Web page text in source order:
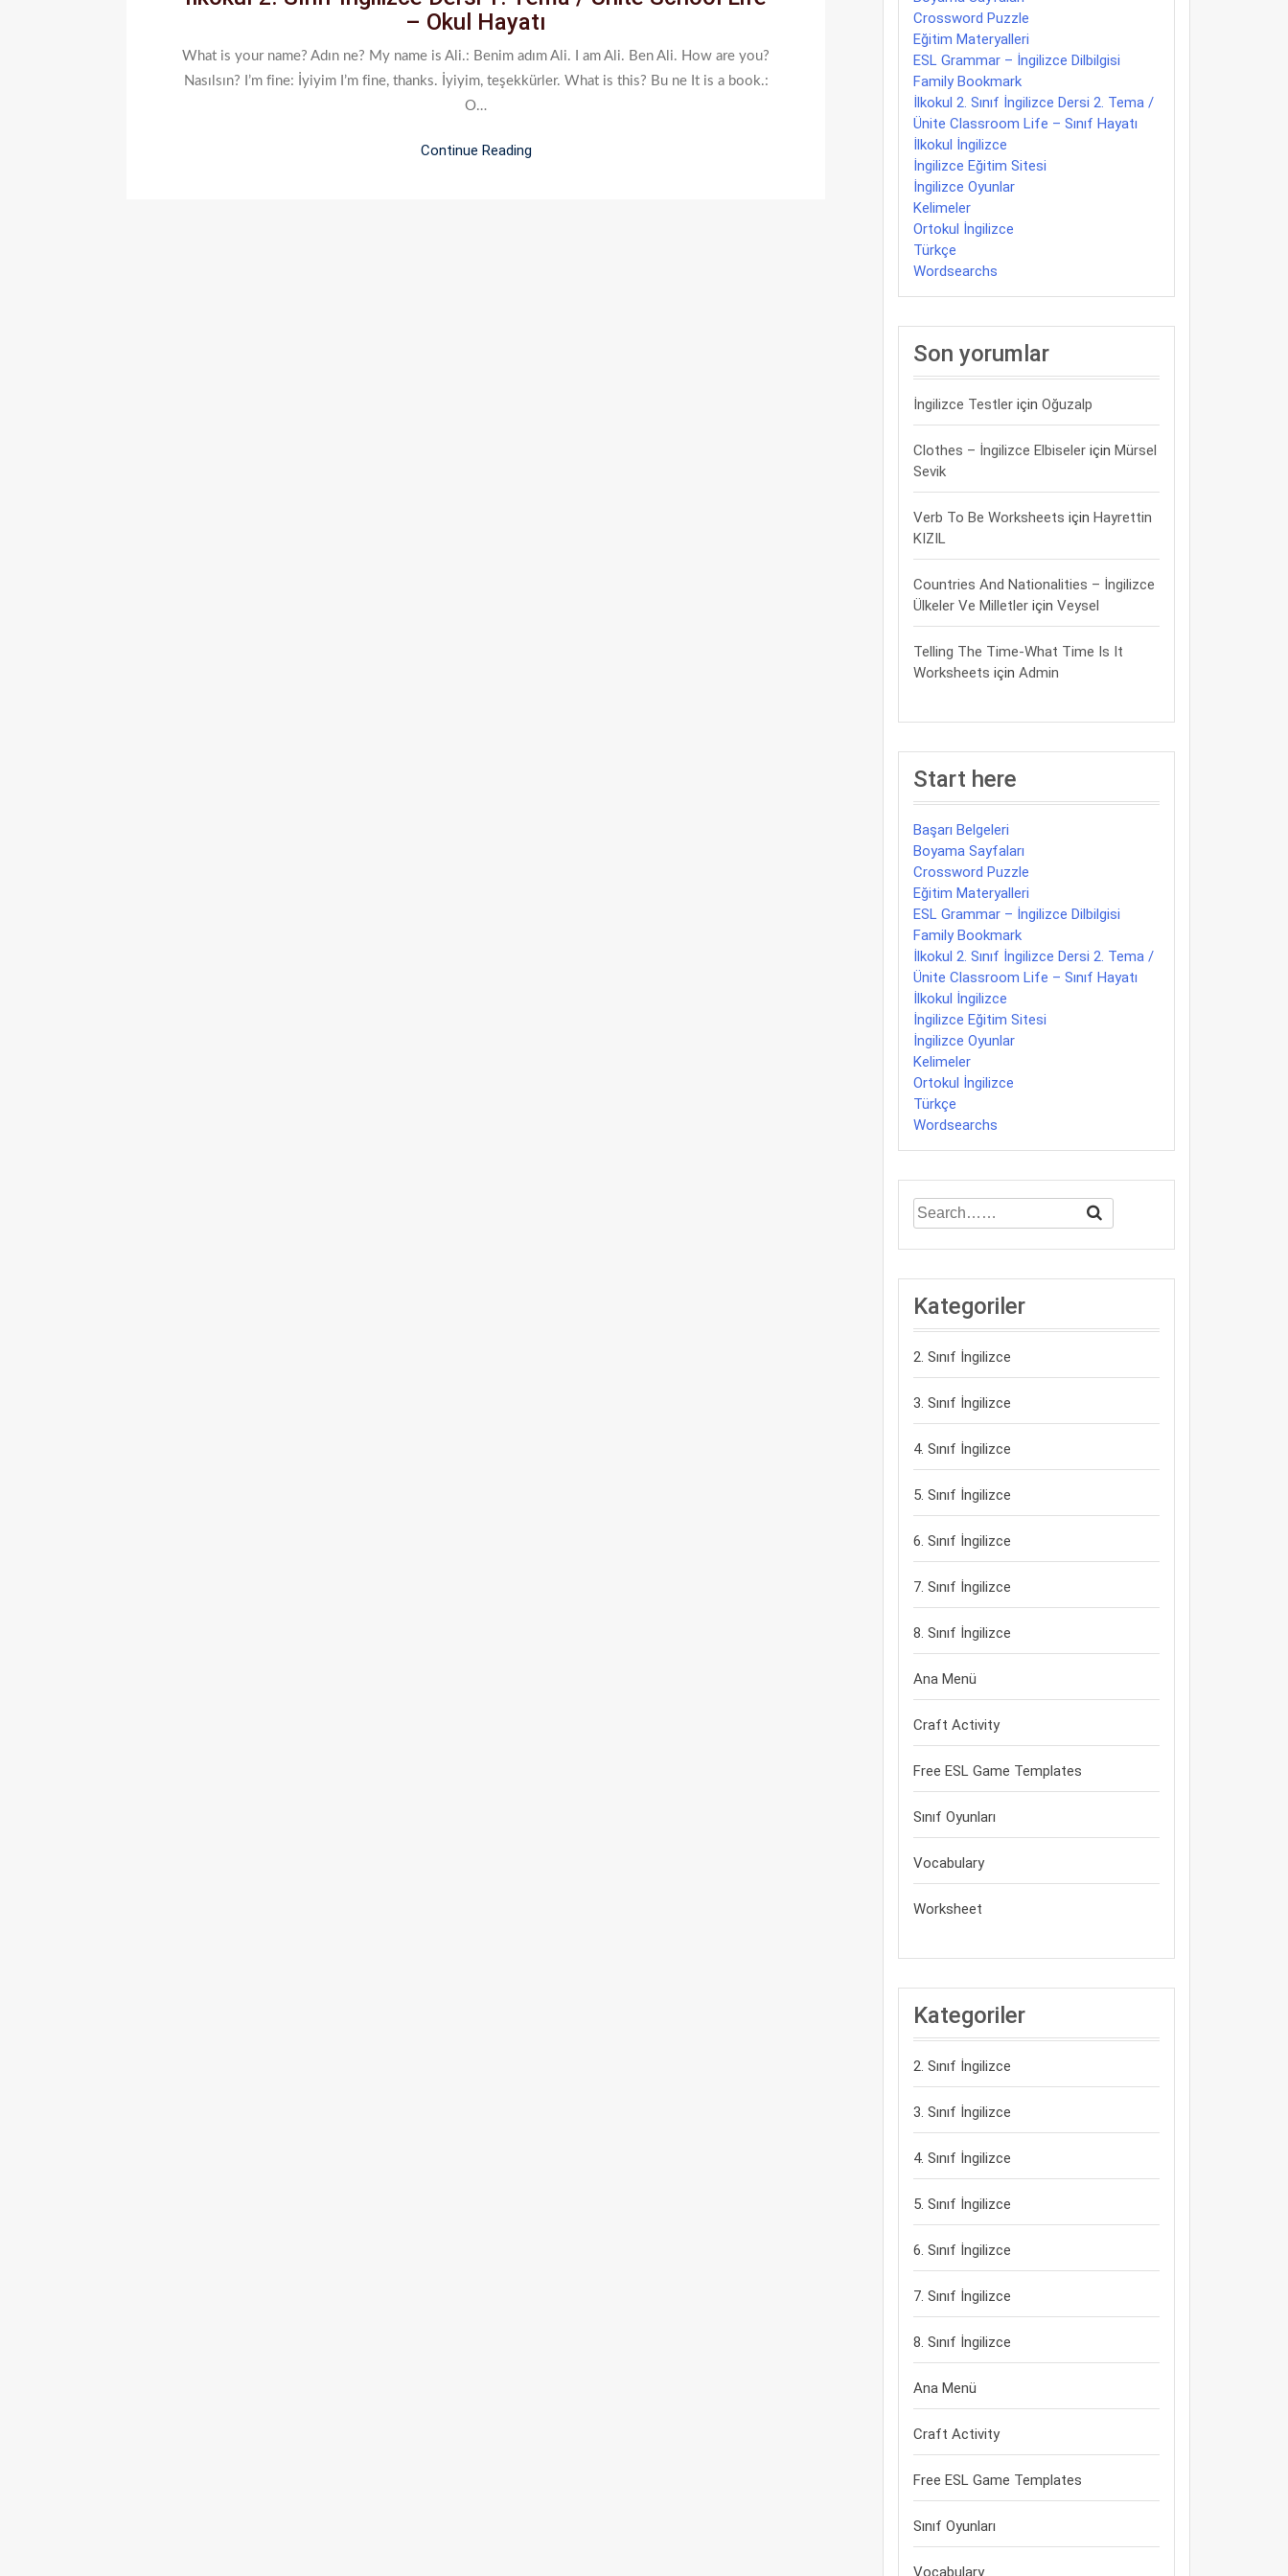
– Okul Hayatı
What is your name? Adın ne? My name is Ali.: Benim adım Ali. I am Ali. Ben Ali. How are you?
Nasılsın? I’m fine: İyiyim I’m fine, thanks. İyiyim, teşekkürler. What is this? Bu ne It is a book.:
O…
Continue Reading
Crossword Puzzle
Eğitim Materyalleri
ESL Grammar – İngilizce Dilbilgisi
Family Bookmark
İlkokul 2. Sınıf İngilizce Dersi 2. Tema /
Ünite Classroom Life – Sınıf Hayatı
İlkokul İngilizce
İngilizce Eğitim Sitesi
İngilizce Oyunlar
Kelimeler
Ortokul İngilizce
Türkçe
Wordsearchs
Son yorumlar
İngilizce Testler için Oğuzalp
Clothes – İngilizce Elbiseler için Mürsel
Sevik
Verb To Be Worksheets için Hayrettin
KIZIL
Countries And Nationalities – İngilizce
Ülkeler Ve Milletler için Veysel
Telling The Time-What Time Is It
Worksheets için Admin
Start here
Başarı Belgeleri
Boyama Sayfaları
Crossword Puzzle
Eğitim Materyalleri
ESL Grammar – İngilizce Dilbilgisi
Family Bookmark
İlkokul 2. Sınıf İngilizce Dersi 2. Tema /
Ünite Classroom Life – Sınıf Hayatı
İlkokul İngilizce
İngilizce Eğitim Sitesi
İngilizce Oyunlar
Kelimeler
Ortokul İngilizce
Türkçe
Wordsearchs
Kategoriler
2. Sınıf İngilizce
3. Sınıf İngilizce
4. Sınıf İngilizce
5. Sınıf İngilizce
6. Sınıf İngilizce
7. Sınıf İngilizce
8. Sınıf İngilizce
Ana Menü
Craft Activity
Free ESL Game Templates
Sınıf Oyunları
Vocabulary
Worksheet
Kategoriler
2. Sınıf İngilizce
3. Sınıf İngilizce
4. Sınıf İngilizce
5. Sınıf İngilizce
6. Sınıf İngilizce
7. Sınıf İngilizce
8. Sınıf İngilizce
Ana Menü
Craft Activity
Free ESL Game Templates
Sınıf Oyunları
Vocabulary